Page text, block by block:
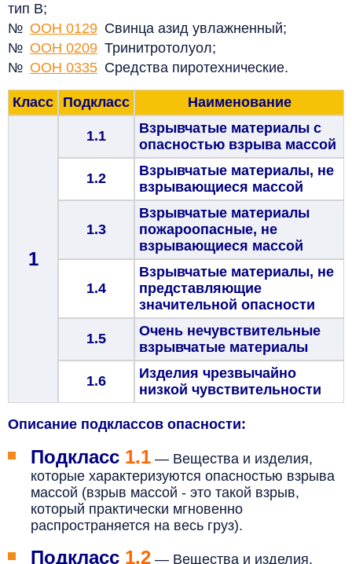
тип В;
№ ООН 0129 Свинца азид увлажненный;
№ ООН 0209 Тринитротолуол;
№ ООН 0335 Средства пиротехнические.
Класс Подкласс Наименование
1
1.1
Взрывчатые материалы с
опасностью взрыва массой
1.2
Взрывчатые материалы, не
взрывающиеся массой
1.3
Взрывчатые материалы
пожароопасные, не
взрывающиеся массой
1.4
Взрывчатые материалы, не
представляющие
значительной опасности
1.5
Очень нечувствительные
взрывчатые материалы
1.6
Изделия чрезвычайно
низкой чувствительности
Описание подклассов опасности:
Подкласс 1.1 — Вещества и изделия,
которые характеризуются опасностью взрыва
массой (взрыв массой - это такой взрыв,
который практически мгновенно
распространяется на весь груз).
Подкласс 1.2 — Вещества и изделия,